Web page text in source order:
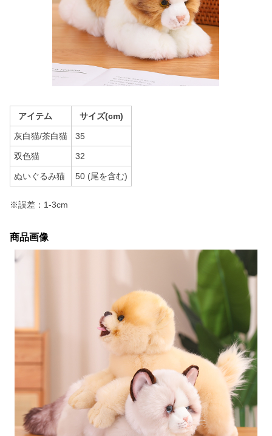
アイテム サイズ(cm)
灰白猫/茶白猫 35
双色猫 32
ぬいぐるみ猫 50 (尾を含む)
※誤差：1-3cm
商品画像